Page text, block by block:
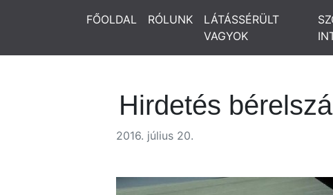
FŐOLDAL RÓLUNK
LÁTÁSSÉRÜLT
VAGYOK
Hirdetés
2016. július 20.